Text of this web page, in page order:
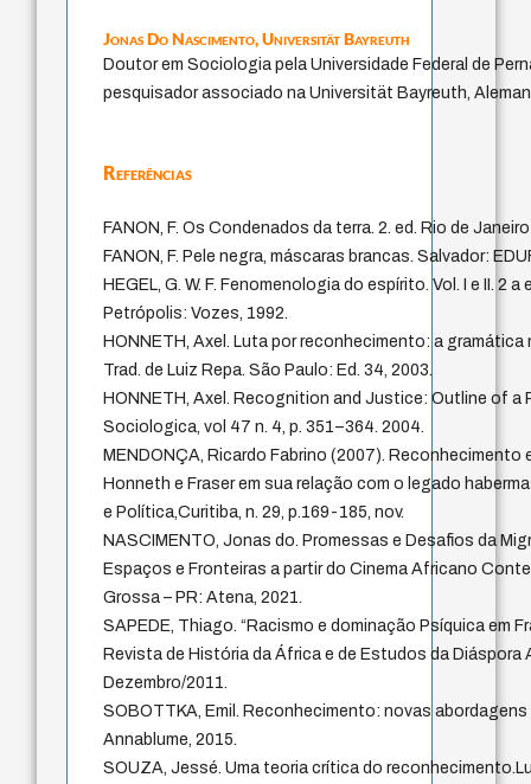
Jonas Do Nascimento,Universität Bayreuth
Doutor em Sociologia pela Universidade Federal de
pesquisador associado na Universität Bayreuth,
Referências
FANON, F. Os Condenados da terra. 2. ed. Rio de
FANON, F. Pele negra, máscaras brancas. Salvador:
HEGEL, G. W. F. Fenomenologia do espírito. Vol. I e II. 2
Petrópolis: Vozes, 1992.
HONNETH, Axel. Luta por reconhecimento: a
Trad. de Luiz Repa. São Paulo: Ed. 34, 2003.
HONNETH, Axel. Recognition and Justice: Outline of
Sociologica, vol 47 n. 4, p. 351–364. 2004.
MENDONÇA, Ricardo Fabrino (2007). Reconhecimento
Honneth e Fraser em sua relação com o legado
e Política,Curitiba, n. 29, p.169-185, nov.
NASCIMENTO, Jonas do. Promessas e Desafios da
Espaços e Fronteiras a partir do Cinema Africano
Grossa – PR: Atena, 2021.
SAPEDE, Thiago. “Racismo e dominação Psíquica em
Revista de História da África e de Estudos da Diáspora
Dezembro/2011.
SOBOTTKA, Emil. Reconhecimento: novas
Annablume, 2015.
SOUZA, Jessé. Uma teoria crítica do